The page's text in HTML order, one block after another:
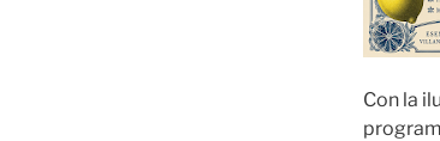
Con la